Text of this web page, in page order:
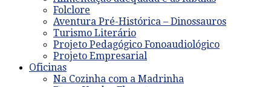
Folclore
Aventura Pré-Histórica – Dinossauros
Turismo Literário
Projeto Pedagógico Fonoaudiológico
Projeto Empresarial
Oficinas
Na Cozinha com a Madrinha